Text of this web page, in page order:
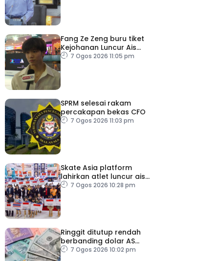
Fang Ze Zeng buru tiket
Kejohanan Luncur Ais
Dunia 2027
7 Ogos 2026 11:05 pm
SPRM selesai rakam
percakapan bekas CFO
7 Ogos 2026 11:03 pm
Skate Asia platform
lahirkan atlet luncur ais
negara
7 Ogos 2026 10:28 pm
Ringgit ditutup rendah
berbanding dolar AS
menjelang pengumuman
7 Ogos 2026 10:02 pm